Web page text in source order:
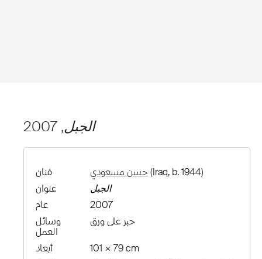
الجبل, 2007
فنان حسن مسعودي (Iraq, b. 1944)
عنوان
الجبل
عام
2007
وسائل
العمل
حبر على ورق
أبعاد
101 × 79 cm